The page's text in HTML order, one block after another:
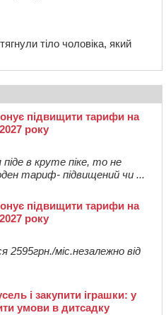
тіло чоловіка, який
підвищити тарифи на
року
в круте піке, то не
тариф- підвищений чи ...
підвищити тарифи на
року
2595грн./міс.незалежно від
і закупити іграшки: у
умови в дитсадку